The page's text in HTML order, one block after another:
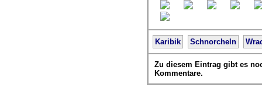
Karibik Schnorcheln
Zu diesem Eintrag gibt es
Kommentare.